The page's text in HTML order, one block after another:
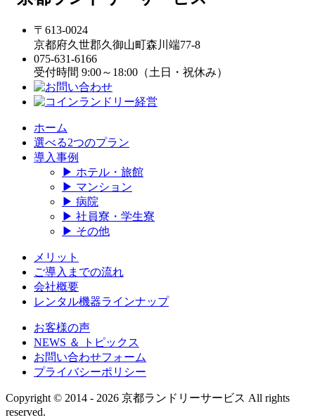
〒613-0024
京都府久世郡久御山町森川端77-8
075-631-6166
受付時間 9:00～18:00（土日・祝休み）
ホーム
選べる2つのプラン
導入事例
▶ ホテル・旅館
▶ マンション
▶ 病院
▶ 社員寮・学生寮
▶ その他
メリット
ご導入までの流れ
会社概要
レンタル機器ラインナップ
お客様の声
NEWS ＆ トピックス
お問い合わせフォーム
プライバシーポリシー
Copyright © 2014 - 2026 京都ランドリーサービス All rights
reserved.